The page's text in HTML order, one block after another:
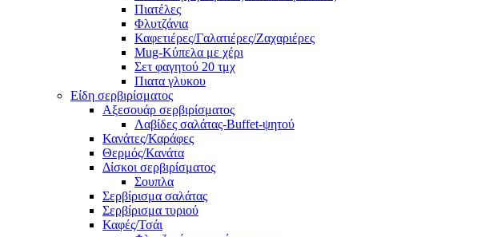
Πιατέλες
Φλυτζάνια
Καφετιέρες/Γαλατιέρες/Ζαχαριέρες
Mug-Κύπελα με χέρι
Σετ φαγητού 20 τμχ
Πιατα γλυκου
Είδη σερβιρίσματος
Αξεσουάρ σερβιρίσματος
Λαβίδες σαλάτας-Buffet-ψητού
Κανάτες/Καράφες
Θερμός/Κανάτα
Δίσκοι σερβιρίσματος
Σουπλα
Σερβίρισμα σαλάτας
Σερβίρισμα τυριού
Καφές/Τσάι